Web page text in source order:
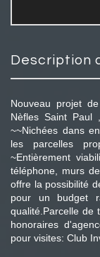
description
Nouveau projet
Nèfles Saint
~~Nichées dans
les parcelles
~Entièrement
téléphone, murs
offre la possibilité
pour un budget
qualité.Parcelle de
honoraires
pour visites: Club